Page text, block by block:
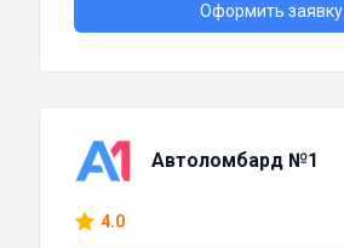
Оформить заявку
Автоломбард №1
4.0